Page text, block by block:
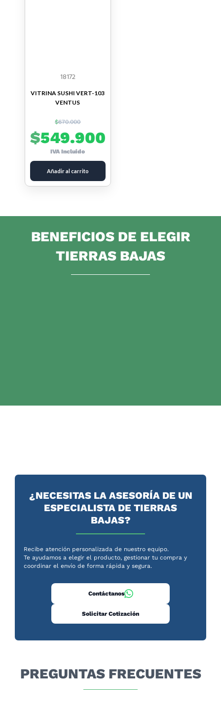
18172
VITRINA SUSHI VERT-103
VENTUS
$670.000
$549.900
IVA Incluido
Añadir al carrito
BENEFICIOS DE ELEGIR
TIERRAS BAJAS
¿NECESITAS LA ASESORÍA DE UN
ESPECIALISTA DE TIERRAS
BAJAS?
Recibe atención personalizada de nuestro equipo.
Te ayudamos a elegir el producto, gestionar tu compra y
coordinar el envío de forma rápida y segura.
Contáctanos
Solicitar Cotización
PREGUNTAS FRECUENTES